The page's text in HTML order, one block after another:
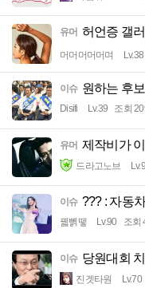
유머 허언증 갤
머머머머머며 Lv.38
이슈 원하는 후
Disifi Lv.39 조회
유머 제작비가
드라고노브
이슈 ??? : 자동
꿻뻵뗗 Lv.90 조회
이슈 당원대회
진겟타원 Lv.70